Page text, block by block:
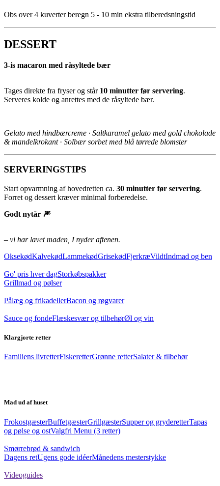
Obs over 4 kuverter beregn 5 - 10 min ekstra tilberedsningstid
DESSERT
3-is macaron med råsyltede bær
Tages direkte fra fryser og står 10 minutter før servering.
Serveres kolde og anrettes med de råsyltede bær.
Gelato med hindbærcreme · Saltkaramel gelato med gold chokolade
& mandelkrokant · Solbær sorbet med blå tørrede blomster
SERVERINGSTIPS
Start opvarmning af hovedretten ca. 30 minutter før servering.
Forret og dessert kræver minimal forberedelse.
Godt nytår 🎆
– vi har lavet maden, I nyder aftenen.
OksekødKalvekødLammekødGrisekødFjerkræVildtIndmad og ben
Go' pris hver dagStorkøbspakker
Grillmad og pølser
Pålæg og frikadellerBacon og røgvarer
Sauce og fondeFlæskesvær og tilbehørØl og vin
Klargjorte retter
Familiens livretterFiskeretterGrønne retterSalater & tilbehør
Mad ud af huset
FrokostgæsterBuffetgæsterGrillgæsterSupper og gryderetterTapas
og pølse og ostValgfri Menu (3 retter)
Smørrebrød & sandwich
Dagens retUgens gode idéerMånedens mesterstykke
Videoguides